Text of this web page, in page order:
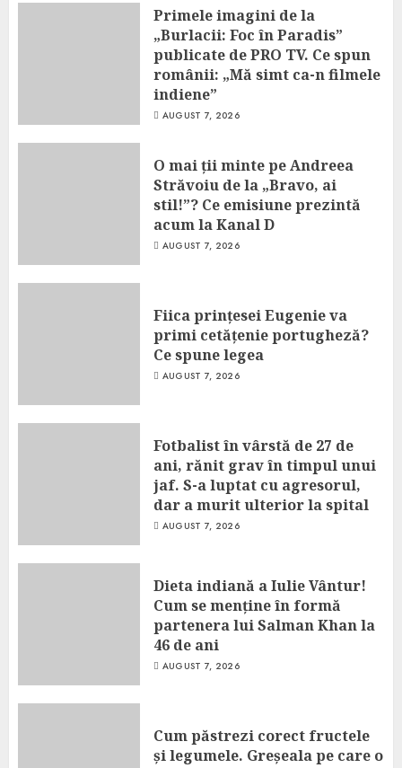
Primele imagini de la
„Burlacii: Foc în Paradis”
publicate de PRO TV. Ce spun
românii: „Mă simt ca-n filmele
indiene”
AUGUST 7, 2026
O mai ții minte pe Andreea
Străvoiu de la „Bravo, ai
stil!”? Ce emisiune prezintă
acum la Kanal D
AUGUST 7, 2026
Fiica prințesei Eugenie va
primi cetățenie portugheză?
Ce spune legea
AUGUST 7, 2026
Fotbalist în vârstă de 27 de
ani, rănit grav în timpul unui
jaf. S-a luptat cu agresorul,
dar a murit ulterior la spital
AUGUST 7, 2026
Dieta indiană a Iulie Vântur!
Cum se menține în formă
partenera lui Salman Khan la
46 de ani
AUGUST 7, 2026
Cum păstrezi corect fructele
și legumele. Greșeala pe care o